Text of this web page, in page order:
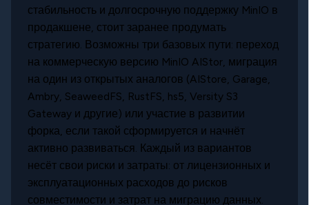
стабильность и долгосрочную поддержку MinIO в
продакшене, стоит заранее продумать
стратегию. Возможны три базовых пути: переход
на коммерческую версию MinIO AIStor, миграция
на один из открытых аналогов (AIStore, Garage,
Ambry, SeaweedFS, RustFS, hs5, Versity S3
Gateway и другие) или участие в развитии
форка, если такой сформируется и начнёт
активно развиваться. Каждый из вариантов
несёт свои риски и затраты: от лицензионных и
эксплуатационных расходов до рисков
совместимости и затрат на миграцию данных.